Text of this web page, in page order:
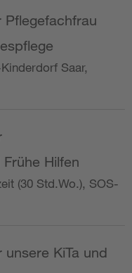
Saar,
Hilfen
(30 Std.Wo.), SOS-
KiTa und